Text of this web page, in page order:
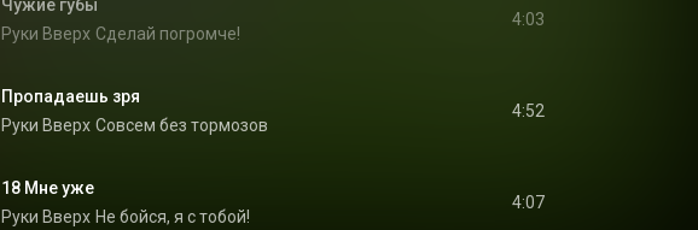
Чужие губы
Руки Вверх Сделай погромче!
4:03
Пропадаешь зря
Руки Вверх Совсем без тормозов
4:52
18 Мне уже
Руки Вверх Не бойся, я с тобой!
4:07